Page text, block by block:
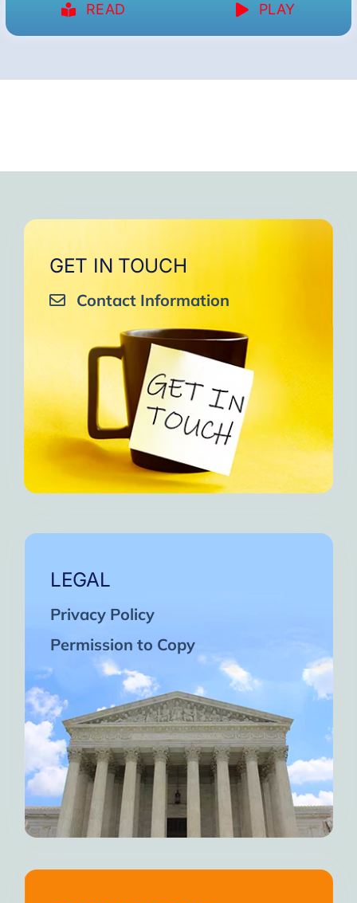
READ PLAY
GET IN TOUCH
Contact Information
LEGAL
Privacy Policy
Permission to Copy